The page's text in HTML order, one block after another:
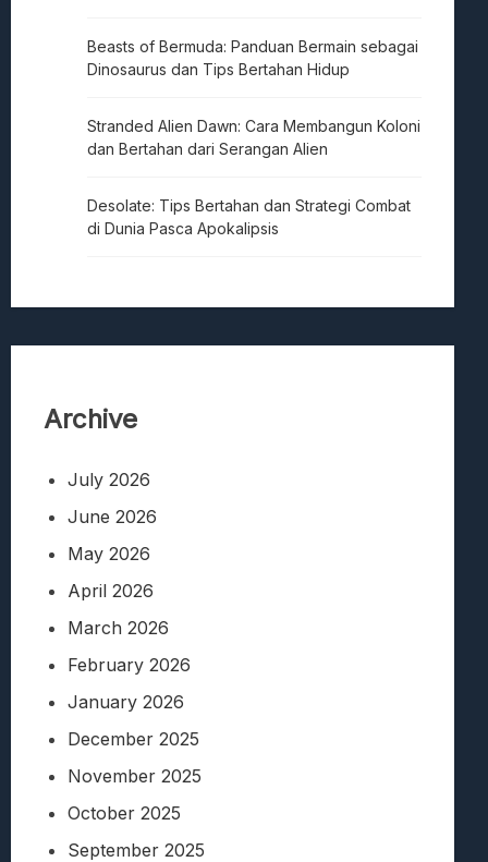
Beasts of Bermuda: Panduan Bermain sebagai
Dinosaurus dan Tips Bertahan Hidup
Stranded Alien Dawn: Cara Membangun Koloni
dan Bertahan dari Serangan Alien
Desolate: Tips Bertahan dan Strategi Combat
di Dunia Pasca Apokalipsis
Archive
July 2026
June 2026
May 2026
April 2026
March 2026
February 2026
January 2026
December 2025
November 2025
October 2025
September 2025